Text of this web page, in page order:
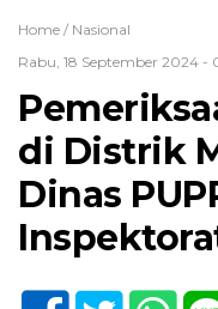
Home / Nasional
Rabu, 18 September 2024 -
di Distrik
Dinas